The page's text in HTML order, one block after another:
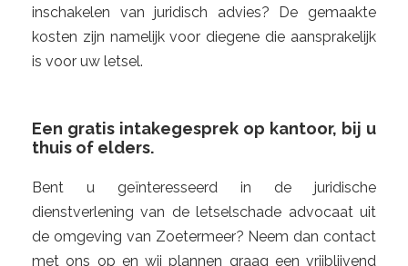
inschakelen van juridisch advies? De gemaakte
kosten zijn namelijk voor diegene die aansprakelijk
is voor uw letsel.
Een gratis intakegesprek op kantoor, bij u
thuis of elders.
Bent u geïnteresseerd in de juridische
dienstverlening van de letselschade advocaat uit
de omgeving van Zoetermeer? Neem dan contact
met ons op en wij plannen graag een vrijblijvend